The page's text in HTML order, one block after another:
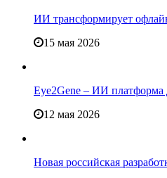
ИИ трансформирует
15 мая 2026
Eye2Gene – ИИ платформа
12 мая 2026
Новая российская